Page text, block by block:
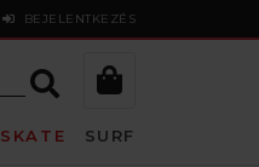
BEJELENTKEZÉS
SKATE SURF